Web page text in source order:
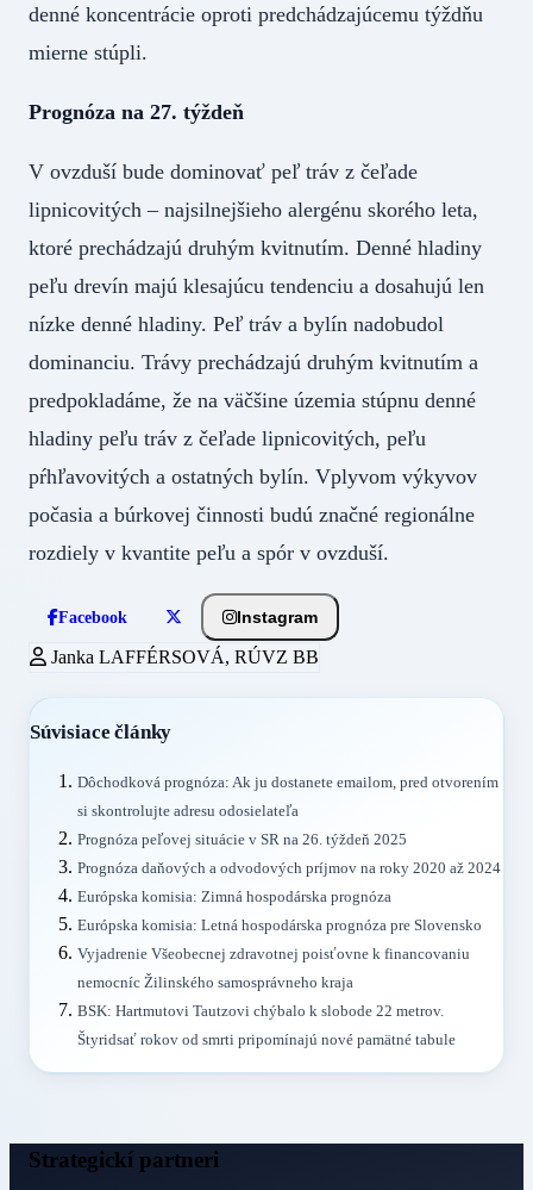
denné koncentrácie oproti predchádzajúcemu týždňu
mierne stúpli.
Prognóza na 27. týždeň
V ovzduší bude dominovať peľ tráv z čeľade
lipnicovitých – najsilnejšieho alergénu skorého leta,
ktoré prechádzajú druhým kvitnutím. Denné hladiny
peľu drevín majú klesajúcu tendenciu a dosahujú len
nízke denné hladiny. Peľ tráv a bylín nadobudol
dominanciu. Trávy prechádzajú druhým kvitnutím a
predpokladáme, že na väčšine územia stúpnu denné
hladiny peľu tráv z čeľade lipnicovitých, peľu
pŕhľavovitých a ostatných bylín. Vplyvom výkyvov
počasia a búrkovej činnosti budú značné regionálne
rozdiely v kvantite peľu a spór v ovzduší.
Facebook Instagram
Janka LAFFÉRSOVÁ, RÚVZ BB
Súvisiace články
Dôchodková prognóza: Ak ju dostanete emailom, pred otvorením
si skontrolujte adresu odosielateľa
Prognóza peľovej situácie v SR na 26. týždeň 2025
Prognóza daňových a odvodových príjmov na roky 2020 až 2024
Európska komisia: Zimná hospodárska prognóza
Európska komisia: Letná hospodárska prognóza pre Slovensko
Vyjadrenie Všeobecnej zdravotnej poisťovne k financovaniu
nemocníc Žilinského samosprávneho kraja
BSK: Hartmutovi Tautzovi chýbalo k slobode 22 metrov.
Štyridsať rokov od smrti pripomínajú nové pamätné tabule
Strategickí partneri